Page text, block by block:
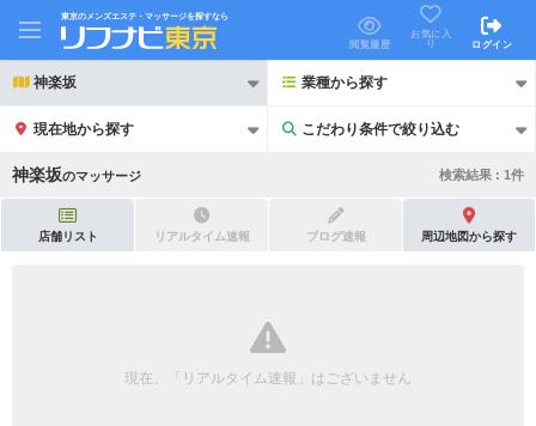
東京のメンズエステ・マッサージを探すなら
閲覧履歴
お気に入
り
ログイン
神楽坂 業種から探す
現在地から探す こだわり条件で絞り込む
こだわり条件で絞り込む
神楽坂のマッサージ 検索結果 : 1件
店舗リスト リアルタイム速報 ブログ速報 周辺地図から探す
現在、「リアルタイム速報」はございません